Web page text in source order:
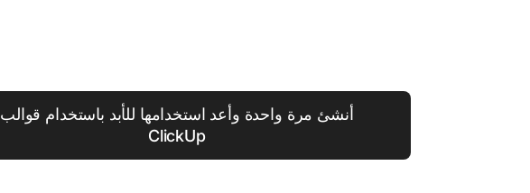
أنشئ مرة واحدة وأعد استخدامها للأبد باستخدام قوالب
ClickUp